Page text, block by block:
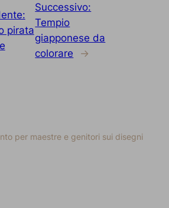
pirata
Successivo:
Tempio
giapponese da
colorare
→
per maestre e genitori sui disegni